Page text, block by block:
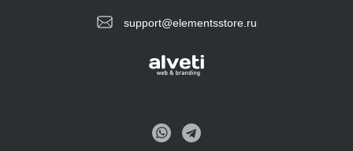
support@elementsstore.ru